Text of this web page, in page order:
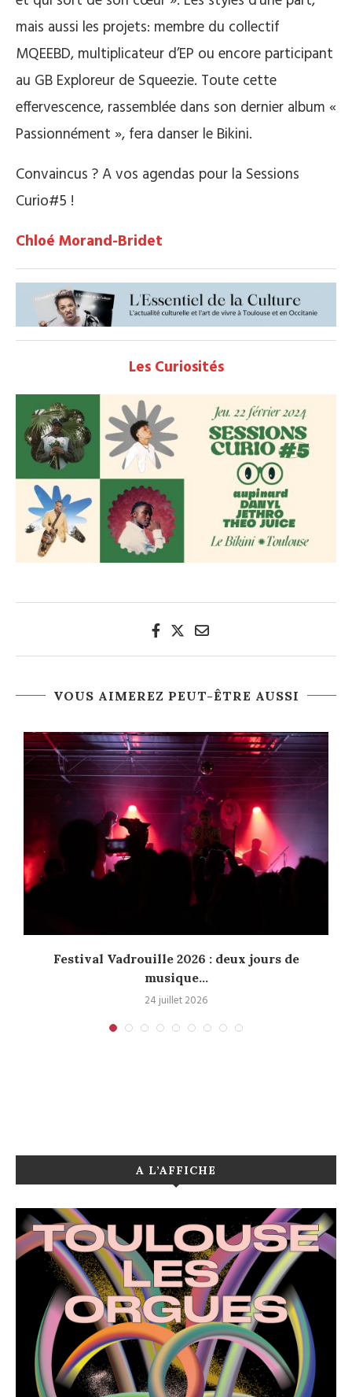
mais aussi les projets: membre du collectif
MQEEBD, multiplicateur d’EP ou encore participant
au GB Exploreur de Squeezie. Toute cette
effervescence, rassemblée dans son dernier album «
Passionnément », fera danser le Bikini.
Convaincus ? A vos agendas pour la Sessions
Curio#5 !
Chloé Morand-Bridet
Les Curiosités
VOUS AIMEREZ PEUT-ÊTRE AUSSI
Festival Vadrouille 2026 : deux jours de
musique...
24 juillet 2026
A L’AFFICHE